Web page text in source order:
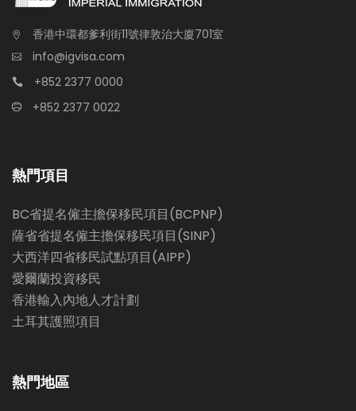
香港中環都爹利街11號律敦治大廈701室
info@igvisa.com
+852 2377 0000
+852 2377 0022
熱門項目
BC省提名僱主擔保移民項目(BCPNP)
薩省省提名僱主擔保移民項目(SINP)
大西洋四省移民試點項目(AIPP)
愛爾蘭投資移民
香港輸入內地人才計劃
土耳其護照項目
熱門地區